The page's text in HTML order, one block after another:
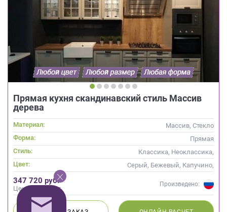
Прямая кухня скандинавский стиль Массив
дерева
Материал:
Массив, Стекло
Форма:
Прямая
Стиль:
Классика, Неоклассика,
Скандинавский
Цвет:
Серый, Бежевый, Капучино,
Кремовый
347 720 руб.
Цена за проект
Произведено: